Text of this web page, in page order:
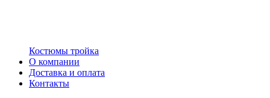
Костюмы тройка
О компании
Доставка и оплата
Контакты